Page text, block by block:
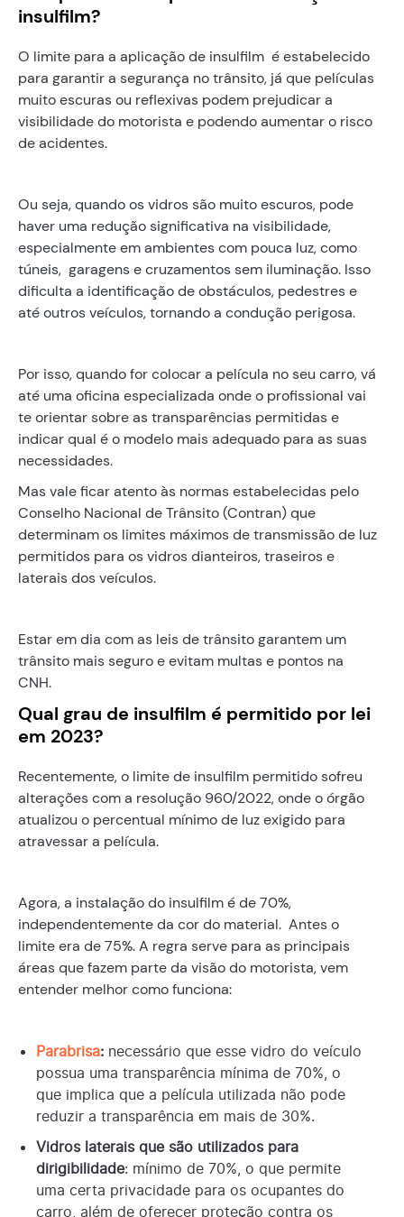
insulfilm?
O limite para a aplicação de insulfilm é estabelecido
para garantir a segurança no trânsito, já que películas
muito escuras ou reflexivas podem prejudicar a
visibilidade do motorista e podendo aumentar o risco
de acidentes.
Ou seja, quando os vidros são muito escuros, pode
haver uma redução significativa na visibilidade,
especialmente em ambientes com pouca luz, como
túneis, garagens e cruzamentos sem iluminação. Isso
dificulta a identificação de obstáculos, pedestres e
até outros veículos, tornando a condução perigosa.
Por isso, quando for colocar a película no seu carro, vá
até uma oficina especializada onde o profissional vai
te orientar sobre as transparências permitidas e
indicar qual é o modelo mais adequado para as suas
necessidades.
Mas vale ficar atento às normas estabelecidas pelo
Conselho Nacional de Trânsito (Contran) que
determinam os limites máximos de transmissão de luz
permitidos para os vidros dianteiros, traseiros e
laterais dos veículos.
Estar em dia com as leis de trânsito garantem um
trânsito mais seguro e evitam multas e pontos na
CNH.
Qual grau de insulfilm é permitido por lei
em 2023?
Recentemente, o limite de insulfilm permitido sofreu
alterações com a resolução 960/2022, onde o órgão
atualizou o percentual mínimo de luz exigido para
atravessar a película.
Agora, a instalação do insulfilm é de 70%,
independentemente da cor do material. Antes o
limite era de 75%. A regra serve para as principais
áreas que fazem parte da visão do motorista, vem
entender melhor como funciona:
Parabrisa: necessário que esse vidro do veículo
possua uma transparência mínima de 70%, o
que implica que a película utilizada não pode
reduzir a transparência em mais de 30%.
Vidros laterais que são utilizados para
dirigibilidade: mínimo de 70%, o que permite
uma certa privacidade para os ocupantes do
carro, além de oferecer proteção contra os